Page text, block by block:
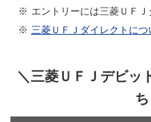
エントリーには三菱ＵＦＪ
三菱ＵＦＪダイレクトに
＼三菱ＵＦＪデビッ